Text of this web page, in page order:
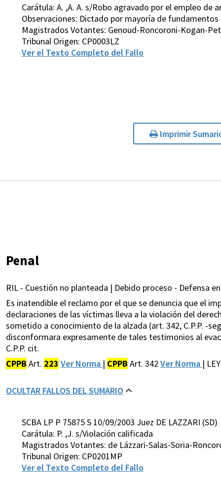
Carátula: A. ,A. A. s/Robo agravado por el empleo de
Observaciones: Dictado por mayoría de fundamentos
Magistrados Votantes: Genoud-Roncoroni-Kogan-
Tribunal Origen: CP0003LZ
Ver el Texto Completo del Fallo
Imprimir
Penal
RIL - Cuestión no planteada | Debido proceso - Defensa
Es inatendible el reclamo por el que se denuncia que el
declaraciones de las víctimas lleva a la violación del
sometido a conocimiento de la alzada (art. 342, C.P.P. -
disconformara expresamente de tales testimonios al
C.P.P. cit.
CPPB Art. 223 Ver Norma | CPPB Art. 342 Ver Norma |
OCULTAR FALLOS DEL SUMARIO
SCBA LP P 75875 S 10/09/2003 Juez DE LAZZARI (SD)
Carátula: P. ,J. s/Violación calificada
Magistrados Votantes: de Lázzari-Salas-Soria-
Tribunal Origen: CP0201MP
Ver el Texto Completo del Fallo